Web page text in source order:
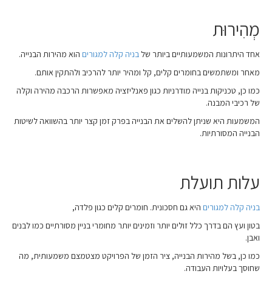
מְהִירוּת
אחד היתרונות המשמעותיים ביותר של בניה קלה למגורים הוא מהירות הבנייה.
מאחר ומשתמשים בחומרים קלים, קל ומהיר יותר להרכיב ולהתקין אותם.
כמו כן, טכניקות בנייה מודרניות כגון פאנליזציה מאפשרות הרכבה מהירה וקלה
של רכיבי המבנה.
המשמעות היא שניתן להשלים את הבנייה בפרק זמן קצר יותר בהשוואה לשיטות
הבנייה המסורתיות.
עלות תועלת
בניה קלה למגורים היא גם חסכונית. חומרים קלים כגון פלדה,
בטון ועץ הם בדרך כלל זולים יותר וזמינים יותר מחומרי בניין מסורתיים כמו לבנים
ואבן.
כמו כן, בשל מהירות הבנייה, ציר הזמן של הפרויקט מצטמצם משמעותית, מה
שחוסך בעלויות העבודה.